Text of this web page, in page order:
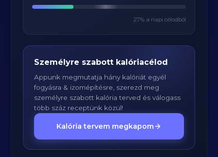
27% a napi célodból
Személyre szabott kalóriacélod
Appunk megmutatja hány kalóriát egyél
fogyásra & izomépítésre, szerezd meg
személyre szabott kalória terved és válogass
több száz receptünk közül!
Kalória tervem megkapom